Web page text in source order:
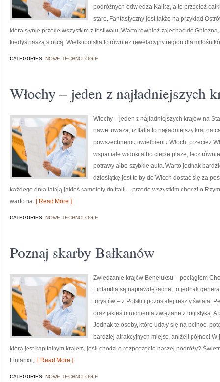
podróżnych odwiedza Kalisz, a to przecież
stare. Fantastyczny jest także na przykład
która słynie przede wszystkim z festiwalu. Warto również zajechać do
kiedyś naszą stolicą. Wielkopolska to również rewelacyjny region dla
CATEGORIES: NOWE TECHNOLOGIE
Włochy – jeden z najładniejszych
Włochy – jeden z najładniejszych krajów na
nawet uważa, iż Italia to najładniejszy kraj na
powszechnemu uwielbieniu Włoch, przecież
wspaniałe widoki albo ciepłe plaże, lecz
potrawy albo szybkie auta. Warto jednak
dziesiątkę jest to by do Włoch dostać się za
każdego dnia latają jakieś samoloty do Italii – przede wszystkim chodzi o
warto na [ Read More ]
CATEGORIES: NOWE TECHNOLOGIE
Poznaj skarby Bałkanów
Zwiedzanie krajów Beneluksu – pociągiem
Finlandia są naprawdę ładne, to jednak
turystów – z Polski i pozostałej reszty świata.
oraz jakieś utrudnienia związane z logistyką.
Jednak te osoby, które udały się na północ,
bardziej atrakcyjnych miejsc, aniżeli północ!
która jest kapitalnym krajem, jeśli chodzi o rozpoczęcie naszej podróży?
Finlandii, [ Read More ]
CATEGORIES: NOWE TECHNOLOGIE